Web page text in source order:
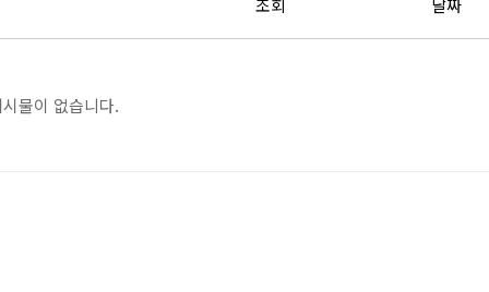
조회 날짜
시물이 없습니다.